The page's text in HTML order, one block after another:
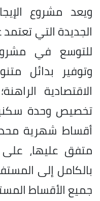
ويعد مشروع
الجديدة التي
للتوسع في
وتوفير بدائل
الاقتصادية
تخصيص وحدة
أقساط شهرية
متفق عليها،
بالكامل إلى
جميع الأقساط